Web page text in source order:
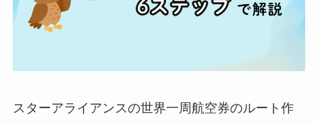
スターアライアンスの世界一周航空券のルート作